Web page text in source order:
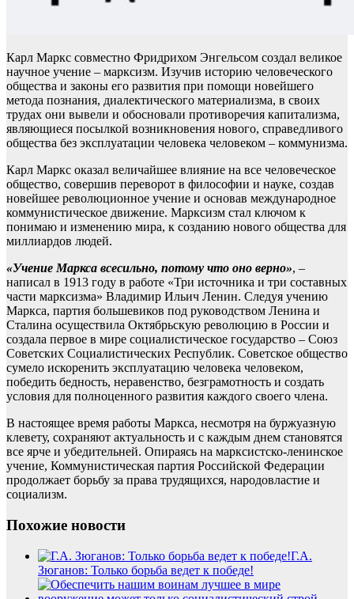
Карл Маркс совместно Фридрихом Энгельсом создал великое
научное учение – марксизм. Изучив историю человеческого
общества и законы его развития при помощи новейшего
метода познания, диалектического материализма, в своих
трудах они вывели и обосновали противоречия капитализма,
являющиеся посылкой возникновения нового, справедливого
общества без эксплуатации человека человеком – коммунизма.
Карл Маркс оказал величайшее влияние на все человеческое
общество, совершив переворот в философии и науке, создав
новейшее революционное учение и основав международное
коммунистическое движение. Марксизм стал ключом к
понимаю и изменению мира, к созданию нового общества для
миллиардов людей.
«Учение Маркса всесильно, потому что оно верно», –
написал в 1913 году в работе «Три источника и три составных
части марксизма» Владимир Ильич Ленин. Следуя учению
Маркса, партия большевиков под руководством Ленина и
Сталина осуществила Октябрьскую революцию в России и
создала первое в мире социалистическое государство – Союз
Советских Социалистических Республик. Советское общество
сумело искоренить эксплуатацию человека человеком,
победить бедность, неравенство, безграмотность и создать
условия для полноценного развития каждого своего члена.
В настоящее время работы Маркса, несмотря на буржуазную
клевету, сохраняют актуальность и с каждым днем становятся
все ярче и убедительней. Опираясь на марксистско-ленинское
учение, Коммунистическая партия Российской Федерации
продолжает борьбу за права трудящихся, народовластие и
социализм.
Похожие новости
Г.А.
Зюганов: Только борьба ведет к победе!